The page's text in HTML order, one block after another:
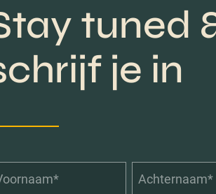
tuned
je in